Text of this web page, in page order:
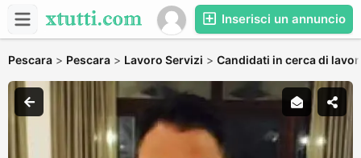
Inserisci un annuncio
Pescara > Pescara > Lavoro Servizi > Candidati in cerca di